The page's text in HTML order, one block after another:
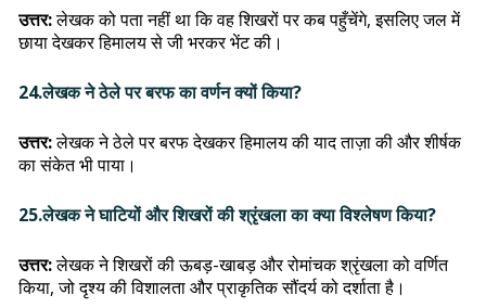
उत्तर:लेखक को पता नहीं था कि वह शिखरों पर कब पहुँचेंगे, इसलिए जल में
छाया देखकर हिमालय से जी भरकर भेंट की।
24.लेखक ने ठेले पर बरफ का वर्णन क्यों किया?
उत्तर:लेखक ने ठेले पर बरफ देखकर हिमालय की याद ताज़ा की और शीर्षक
का संकेत भी पाया।
25.लेखक ने घाटियों और शिखरों की श्रृंखला का क्या विश्लेषण किया?
उत्तर:लेखक ने शिखरों की ऊबड़-खाबड़ और रोमांचक श्रृंखला को वर्णित
किया, जो दृश्य की विशालता और प्राकृतिक सौंदर्य को दर्शाता है।